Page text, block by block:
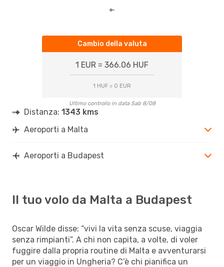
Cambio della valuta
1 EUR = 366.06 HUF
1 HUF = 0 EUR
Ultimo controllo in data Sab 8/08
Distanza: 1343 kms
Aeroporti a Malta
Aeroporti a Budapest
Il tuo volo da Malta a Budapest
Oscar Wilde disse: “vivi la vita senza scuse, viaggia
senza rimpianti”. A chi non capita, a volte, di voler
fuggire dalla propria routine di Malta e avventurarsi
per un viaggio in Ungheria? C’è chi pianifica un